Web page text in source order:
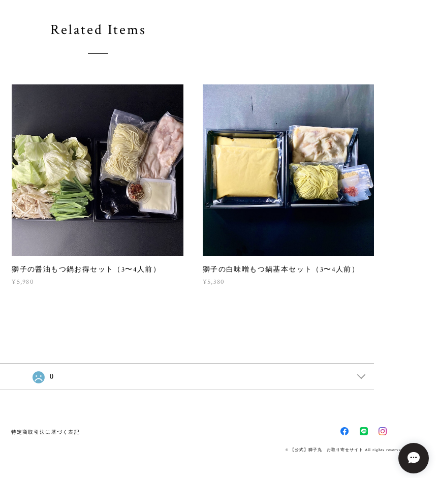
Related Items
獅子の醤油もつ鍋お得セット（3〜4人前）
¥5,980
獅子の白味噌もつ鍋基本セット（3〜4人前）
¥5,380
0
特定商取引法に基づく表記
© 【公式】獅子丸 お取り寄せサイト All rights reserved.